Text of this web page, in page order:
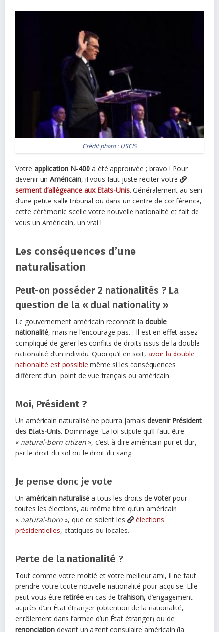
Crédit photo :USCIS
Votreapplication N-400 a été approuvée ; bravo ! Pour
devenir unAméricain, il vous faut juste réciter votre
serment d’allégeance aux Etats-Unis. Généralement au sein
d’une petite salle tribunal ou dans un centre de conférence,
cette cérémonie scelle votre nouvelle nationalité et fait de
vous un Américain, un vrai !
Les conséquences d’une
naturalisation
Peut-on posséder 2 nationalités ? La
question de la « dual nationality »
Le gouvernement américain reconnaît ladouble
nationalité, mais ne l’encourage pas… Il est en effet assez
compliqué de gérer les conflits de droits issus de la double
nationalité d’un individu. Quoi qu’il en soit,avoir la double
nationalité est possible même si les conséquences
diffèrent d’un point de vue français ou américain.
Moi, Président ?
Un américain naturalisé ne pourra jamaisdevenir Président
des Etats-Unis. Dommage. La loi stipule qu’il faut être
« natural-born citizen », c’est à dire américain pur et dur,
par le droit du sol ou le droit du sang.
Je pense donc je vote
Unaméricain naturalisé a tous les droits devoterpour
toutes les élections, au même titre qu’un américain
« natural-born », que ce soient les
élections
présidentielles, étatiques ou locales.
Perte de la nationalité ?
Tout comme votre moitié et votre meilleur ami, il ne faut
prendre votre toute nouvelle nationalité pour acquise. Elle
peut vous êtreretirée en cas detrahison, d’engagement
auprès d’un État étranger (obtention de la nationalité,
enrôlement dans l’armée d’un État étranger) ou de
renonciation devant un agent consulaire américain (la